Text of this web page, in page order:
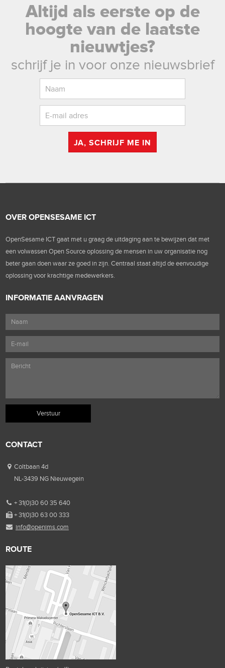
Altijd als eerste op de
hoogte van de laatste
nieuwtjes?
schrijf je in voor onze nieuwsbrief
JA, SCHRIJF ME IN
OVER OPENSESAME ICT
OpenSesame ICT gaat met u graag de uitdaging aan te bewijzen dat met
een volwassen Open Source oplossing de mensen in uw organisatie nog
beter gaan doen waar ze goed in zijn. Centraal staat altijd de eenvoudige
oplossing voor krachtige medewerkers.
INFORMATIE AANVRAGEN
CONTACT
Coltbaan 4d
NL-3439 NG Nieuwegein
+ 31(0)30 60 35 640
+ 31(0)30 63 00 333
info@openims.com
ROUTE